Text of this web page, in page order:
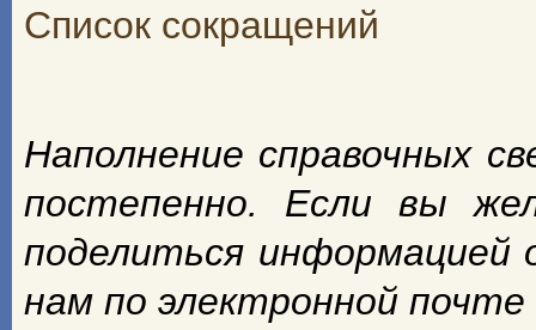
Список сокращений
Наполнение справочных
постепенно. Если вы
поделиться информацией
нам по электронной почте